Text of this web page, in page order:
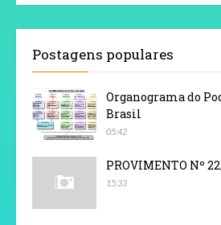
Postagens populares
Organograma do
Brasil
05:42
PROVIMENTO Nº
15:33